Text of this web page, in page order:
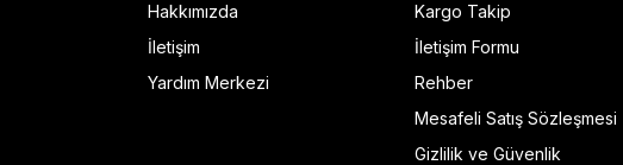
Hakkımızda
İletişim
Yardım Merkezi
Kargo Takip
İletişim Formu
Rehber
Mesafeli Satış Sözleşmesi
Gizlilik ve Güvenlik